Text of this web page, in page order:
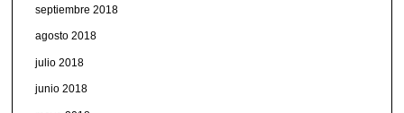
septiembre 2018
agosto 2018
julio 2018
junio 2018